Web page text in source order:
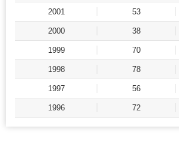
2001 53
2000 38
1999 70
1998 78
1997 56
1996 72